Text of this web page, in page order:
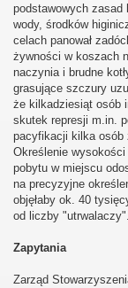
podstawowych zasad
wody, środków
celach panował
żywności w koszach
naczynia i brudne
grasujące szczury
że kilkadziesiąt osób
skutek represji m.in.
pacyfikacji kilka osób
Określenie
pobytu w miejscu
na precyzyjne
objęłaby ok. 40
od liczby "utrwalaczy".
Zapytania
Zarząd